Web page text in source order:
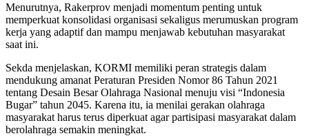
Menurutnya, Rakerprov menjadi momentum penting untuk
memperkuat konsolidasi organisasi sekaligus merumuskan program
kerja yang adaptif dan mampu menjawab kebutuhan masyarakat
saat ini.
Sekda menjelaskan, KORMI memiliki peran strategis dalam
mendukung amanat Peraturan Presiden Nomor 86 Tahun 2021
tentang Desain Besar Olahraga Nasional menuju visi “Indonesia
Bugar” tahun 2045. Karena itu, ia menilai gerakan olahraga
masyarakat harus terus diperkuat agar partisipasi masyarakat dalam
berolahraga semakin meningkat.